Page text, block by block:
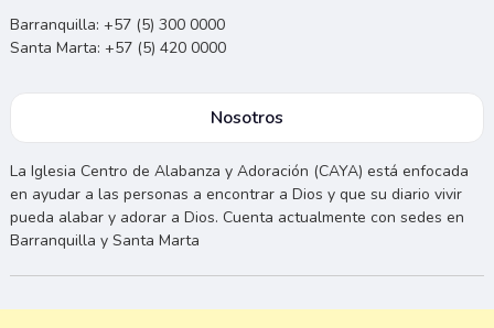
Barranquilla: +57 (5) 300 0000
Santa Marta: +57 (5) 420 0000
Nosotros
La Iglesia Centro de Alabanza y Adoración (CAYA) está enfocada
en ayudar a las personas a encontrar a Dios y que su diario vivir
pueda alabar y adorar a Dios. Cuenta actualmente con sedes en
Barranquilla y Santa Marta